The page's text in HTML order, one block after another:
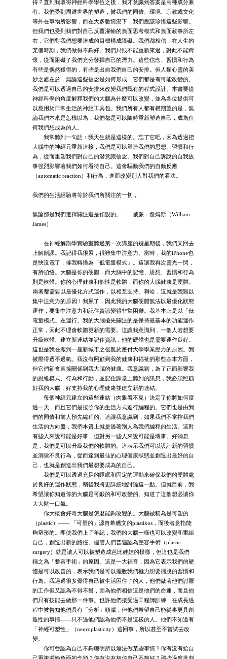
得？直到我取得神經科學學位之後，我才意識到答案是兩種成分兼
有。我們受到周遭世界的塑造，被我們的同儕、環境、宗教或文化
等外在事物所影響，而在大多數情況下，我們應該珍惜這些影響。
但我們也受到我們對自己反覆灌輸的負面思考模式和負面敘事所左
右，它們對我們想要達成的目標構成障礙。我們都相信，在人生的
某個時刻，我們做得不夠好。我們只恨不能重新來過，對此不能釋
懷，從而阻礙了我們充分發揮自己的潛力。這些信念、習慣和行為
有些是偶然獲得的，有些是出自我們自己的安排。但人類心靈的美
妙之處在於，無論這些信念是如何形成，它們都是有可能改變的。
我們是可以透過自己的安排來改變我們既有的程式設計。本書要從
神經科學的角度解釋我們的大腦為什麼可以改變，並為各位提供可
以應用於日常生活的神經工具包。我們所有人都有權期望的是，無
論我們本來是怎樣以為，我們都是可以隨時重新塑造自己，成為任
何我們想成為的人。
我常聽到一句話：我天生就是這樣的。忘了它吧，因為透過把
大腦中的神經元重新連接，我們是可以塑造我們的思想、習慣和行
為，從而重塑我們對自己的潛意識信念。我們對自己訴說的自我故
事強烈影響著我們如何看待自己。這會驅動我們的自動反應
（automatic reaction）和行為，進而改變別人對我們的看法。
我們的生活經驗將等於我們所關注的一切，
無論那是我們選擇關注還是預設的。——威廉．詹姆斯（William
James）
在神經解剖學實驗室聽過第一次講座的幾星期後，我們又回去
上解剖課。我記得我很累，很難集中注意力。當時，我的iPhone也
是快沒電了，催我轉換為「低電量模式」。這讓我再次靈光一閃，
有所頓悟。大腦是你的硬體，而大腦中的記憶、思想、習慣和行為
則是軟體。你的心理健康和個性是軟體，而你的大腦健康是硬體。
兩者都需要以最優化方式運作，以相互支持。啊哈，這就是我難以
集中注意力的原因！我累了，因此我的大腦硬體無法以最優化狀態
運作，要集中注意力和記住資訊變得非常困難。我基本上是以「低
電量模式」在運行。我的大腦優先關注的是保持最基本的功能運作
正常，因此不理會軟體更新的需要。這讓我意識到，一個人若想要
升級軟體、建立新連結並記住資訊，他的硬體也是需要運作良好。
這也是我在搬到一座新城市之後難於應付大學學業壓力的原因。我
被壓得透不過氣。我沒有照顧到我的健康和福祉的那些基本方面，
但它們卻會直接關係到我大腦的健康。我意識到，為了正面影響我
的思維模式、行為和行動，並記住課堂上聽到的訊息，我必須照顧
好我的大腦，好支持我的心理健康並建立新的連結。
每個神經元建立的這些連結（肉眼看不見）決定了你將如何度
過一天，而且它們是按照你的生活方式進行編程的。它們也是由我
們的同儕和前人預先編程的。這讓我意識到，如果我們不掌控我們
生活的方向盤，我們本質上就是過著別人為我們編程的生活。這對
有些人來說可能是好事，但對另一些人來說可能是壞事。好消息
是，我們是可以升級我們的軟體的。這表示我們可以設計新的習慣
並消除不良行為，從而達到最佳的心理健康狀態並創造出最好的自
己，也就是創造出我們最想要成為的自己。
我們是可以透過充足的睡眠和固定的運動來確保我們的硬體處
於良好的運作狀態，稍後我將更詳細地討論這一點。但就目前，我
希望讓你知道你的大腦是可鍛的和可改變的。知道了這個想必讓你
大大鬆一口氣。
你大概會好奇大腦是怎麼能夠改變的。大腦被稱為是可塑的
（plastic）—— 「可塑的」源自希臘文的plastikos，而後者意指能
夠塑形的。即使我們上了年紀，我們的大腦一樣也可以改變和重組
自己，創造出新的路徑。儘管人們普遍認為整容手術（plastic
surgery）就是讓人可以被塑造成芭比娃娃的模樣，但這也是我們
稱之為「整容手術」的原因。這是一大福音，因為它表示我們的硬
體是可以改善的，表示我們是可以擺脫我們極力想要擺脫的習慣和
行為。我遇過很多覺得自己被生活困住了的人，他們做著他們討厭
的工作但又認為不得不爾，因為他們相信這是他們的命運，而且他
們只有技能去做那一件事。也許他們接受過工程師訓練，在成長過
程中被告知他們具有「分析」頭腦，但他們希望自己能從事更具創
造性的事情——只不過他們認為他們不是這樣的人。他們不知道有
「神經可塑性」（neuroplasticity）這回事，所以甚至不嘗試去改
變。
你可曾認為自己不夠聰明所以無法做某些事情？你有沒有給自